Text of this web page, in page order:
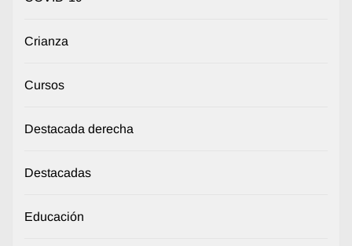
Crianza
Cursos
Destacada derecha
Destacadas
Educación